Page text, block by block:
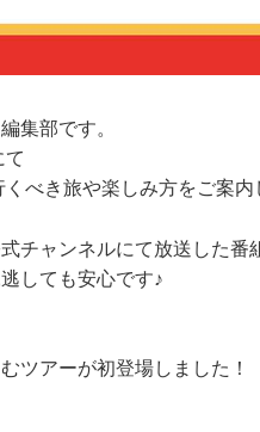
集部です。
べき旅や楽しみ方をご案内
チャンネルにて放送した番
しても安心です♪
ツアーが初登場しました！